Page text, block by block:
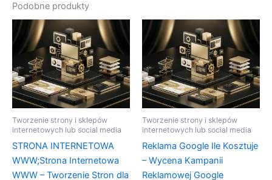
Podobne produkty
Tworzenie strony i sklepów
internetowych lub social media
STRONA INTERNETOWA
WWW;Strona Internetowa
WWW – Tworzenie Stron dla
Tworzenie strony i sklepów
internetowych lub social media
Reklama Google Ile Kosztuje
– Wycena Kampanii
Reklamowej Google